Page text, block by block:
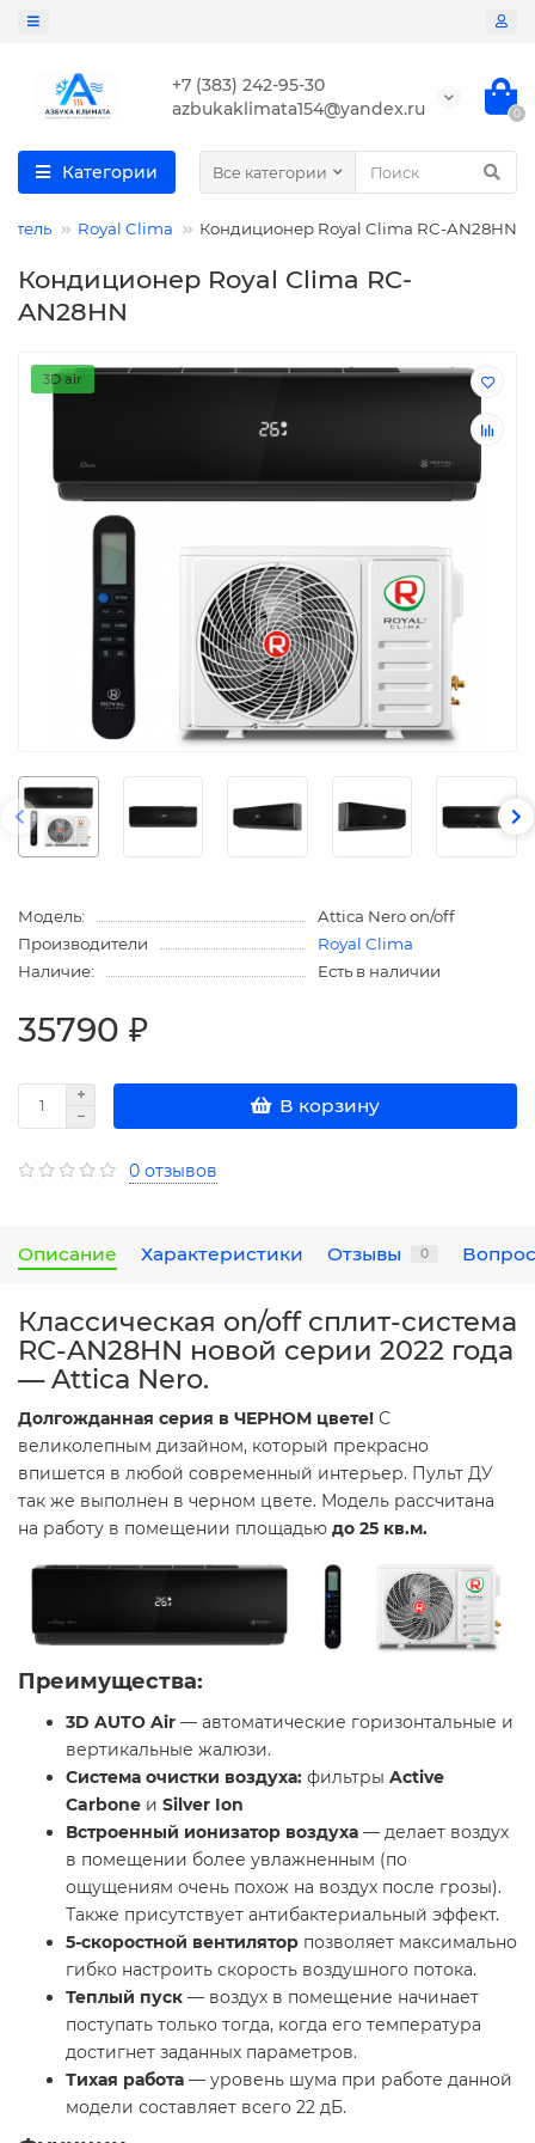
+7 (383) 242-95-30
azbukaklimata154@yandex.ru
0
Категории Все категории
Royal Clima Кондиционер Royal Clima RC-AN28HN
Кондиционер Royal Clima RC-
AN28HN
3D air
Модель:
Attica Nero on/off
Производители
Royal Clima
Наличие:
Есть в наличии
35790 ₽
В корзину
0 отзывов
Описание Характеристики Отзывы 0
Классическая on/off сплит-система
RC-AN28HN новой серии 2022 года
— Attica Nero.
Долгожданная серия в ЧЕРНОМ цвете! С
великолепным дизайном, который прекрасно
впишется в любой современный интерьер. Пульт ДУ
так же выполнен в черном цвете. Модель рассчитана
на работу в помещении площадью до 25 кв.м.
Преимущества:
3D AUTO Air — автоматические горизонтальные и
вертикальные жалюзи.
Система очистки воздуха: фильтры Active
Carbone и Silver Ion
Встроенный ионизатор воздуха — делает воздух
в помещении более увлажненным (по
ощущениям очень похож на воздух после грозы).
Также присутствует антибактериальный эффект.
5-скоростной вентилятор позволяет максимально
гибко настроить скорость воздушного потока.
Теплый пуск — воздух в помещение начинает
поступать только тогда, когда его температура
достигнет заданных параметров.
Тихая работа — уровень шума при работе данной
модели составляет всего 22 дБ.